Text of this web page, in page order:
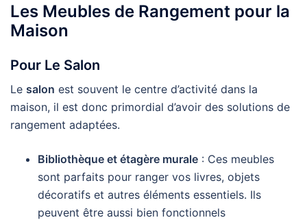
Les Meubles de Rangement pour la
Maison
Pour Le Salon
Le salon est souvent le centre d’activité dans la
maison, il est donc primordial d’avoir des solutions de
rangement adaptées.
Bibliothèque et étagère murale : Ces meubles
sont parfaits pour ranger vos livres, objets
décoratifs et autres éléments essentiels. Ils
peuvent être aussi bien fonctionnels